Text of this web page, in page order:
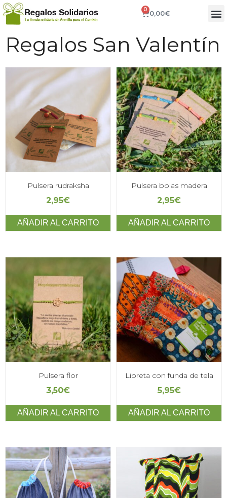
0,00€
0
Regalos San Valentín
Pulsera rudraksha
2,95€
AÑADIR AL CARRITO
Pulsera bolas madera
2,95€
AÑADIR AL CARRITO
Pulsera flor
3,50€
AÑADIR AL CARRITO
Libreta con funda de tela
5,95€
AÑADIR AL CARRITO